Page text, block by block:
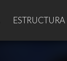
ESTRUCTURA